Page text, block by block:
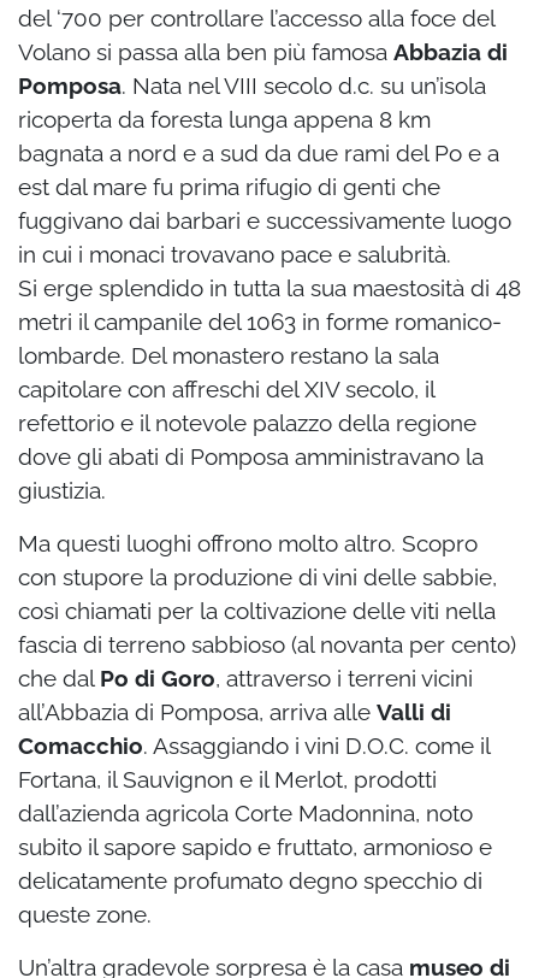
del ‘700 per controllare l’accesso alla foce del
Volano si passa alla ben più famosa Abbazia di
Pomposa. Nata nel VIII secolo d.c. su un’isola
ricoperta da foresta lunga appena 8 km
bagnata a nord e a sud da due rami del Po e a
est dal mare fu prima rifugio di genti che
fuggivano dai barbari e successivamente luogo
in cui i monaci trovavano pace e salubrità.
Si erge splendido in tutta la sua maestosità di 48
metri il campanile del 1063 in forme romanico-
lombarde. Del monastero restano la sala
capitolare con affreschi del XIV secolo, il
refettorio e il notevole palazzo della regione
dove gli abati di Pomposa amministravano la
giustizia.
Ma questi luoghi offrono molto altro. Scopro
con stupore la produzione di vini delle sabbie,
così chiamati per la coltivazione delle viti nella
fascia di terreno sabbioso (al novanta per cento)
che dal Po di Goro, attraverso i terreni vicini
all’Abbazia di Pomposa, arriva alle Valli di
Comacchio. Assaggiando i vini D.O.C. come il
Fortana, il Sauvignon e il Merlot, prodotti
dall’azienda agricola Corte Madonnina, noto
subito il sapore sapido e fruttato, armonioso e
delicatamente profumato degno specchio di
queste zone.
Un’altra gradevole sorpresa è la casa museo di